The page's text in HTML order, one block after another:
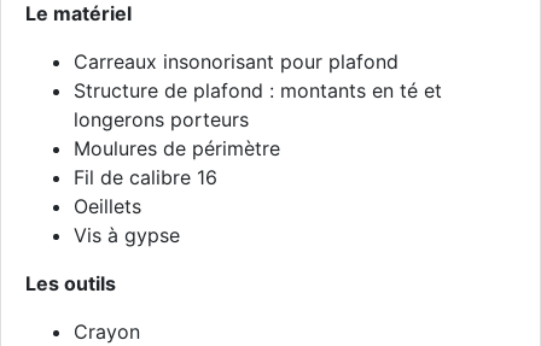
Le matériel
Carreaux insonorisant pour plafond
Structure de plafond : montants en té et
longerons porteurs
Moulures de périmètre
Fil de calibre 16
Oeillets
Vis à gypse
Les outils
Crayon